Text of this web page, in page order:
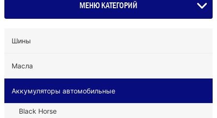
МЕНЮ КАТЕГОРИЙ
Шины
Масла
Аккумуляторы автомобильные
Black Horse